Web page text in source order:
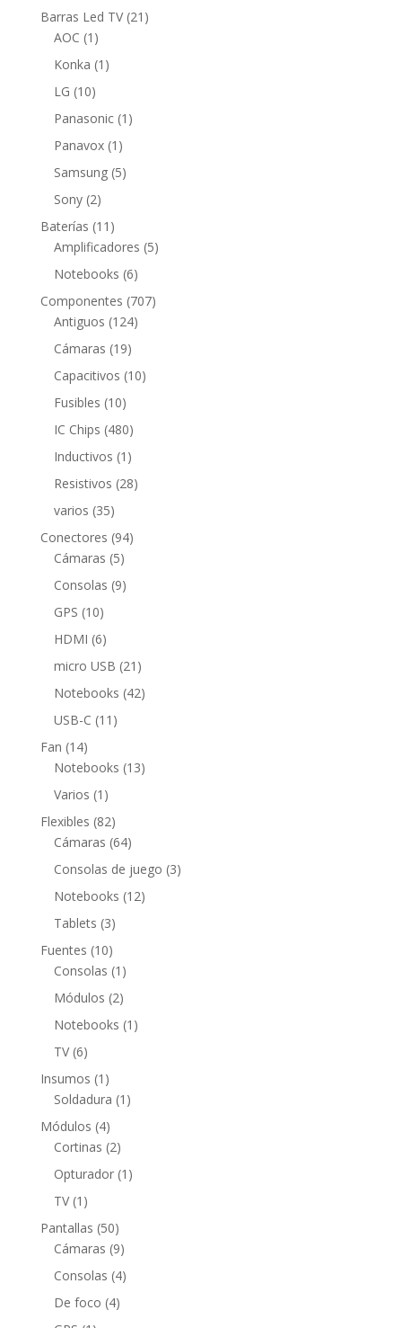
productos
Barras Led TV 21 21
AOC 1 1
producto
Konka 1 1
LG 1010
productos
Panasonic 1 1
Panavox 1 1
producto
Samsung 55
Sony 22
productos
Baterías 11 11
productos
Amplificadores 55
Notebooks 66
productos
Componentes 707707
Antiguos 124124
Cámaras 1919
productos
Capacitivos 1010
Fusibles 1010
productos
IC Chips 480480
productos
Inductivos 1 1
producto
Resistivos 2828
varios 3535
productos
Conectores 9494
Cámaras 55
productos
Consolas 99
GPS 1010
productos
HDMI 66
productos
micro USB 21 21
productos
Notebooks 4242
USB-C 11 11
Fan 1414
productos
Notebooks 1313
Varios 1 1
producto
Flexibles 8282
productos
Cámaras 6464
productos
Consolas de juego 33
Notebooks 1212
Tablets 33
productos
Fuentes 1010
productos
Consolas 1 1
producto
Módulos 22
productos
Notebooks 1 1
TV 66
productos
Insumos 1 1
producto
Soldadura 1 1
Módulos 44
productos
Cortinas 22
productos
Opturador 1 1
TV 1 1
producto
Pantallas 5050
productos
Cámaras 99
productos
Consolas 44
De foco 44